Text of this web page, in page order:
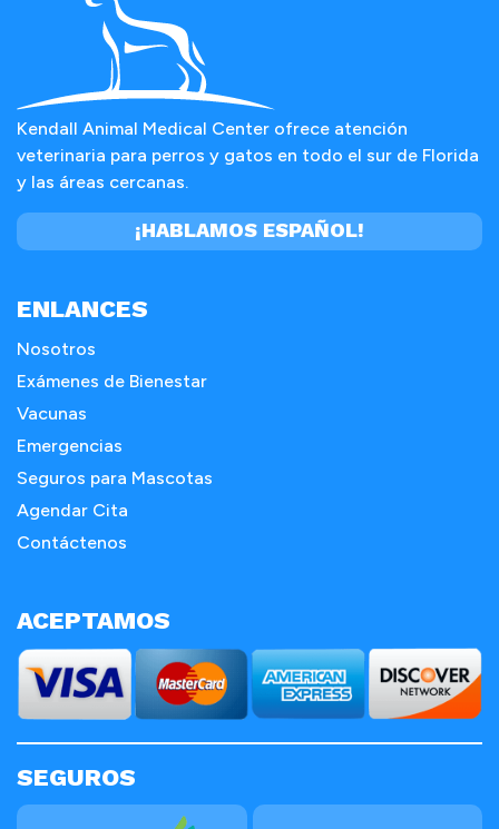
Kendall Animal Medical Center ofrece atención
veterinaria para perros y gatos en todo el sur de Florida
y las áreas cercanas.
¡HABLAMOS ESPAÑOL!
ENLANCES
Nosotros
Exámenes de Bienestar
Vacunas
Emergencias
Seguros para Mascotas
Agendar Cita
Contáctenos
ACEPTAMOS
SEGUROS